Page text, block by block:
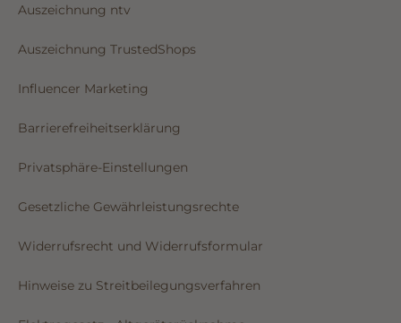
Auszeichnung ntv
Auszeichnung TrustedShops
Influencer Marketing
Barrierefreiheitserklärung
Privatsphäre-Einstellungen
Gesetzliche Gewährleistungsrechte
Widerrufsrecht und Widerrufsformular
Hinweise zu Streitbeilegungsverfahren